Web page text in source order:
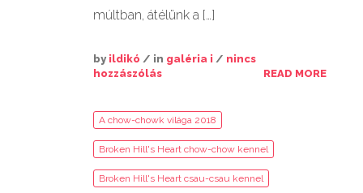
múltban, átélünk a […]
by ildikó / in galéria i / nincs
hozzászólás
READ MORE
A chow-chowk világa 2018
Broken Hill's Heart chow-chow kennel
Broken Hill's Heart csau-csau kennel